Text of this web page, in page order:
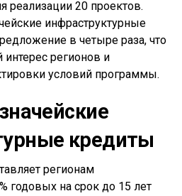
реализации 20 проектов.
инфраструктурные
в четыре раза, что
регионов и
условий программы.
кредиты
регионам
годовых на срок до 15 лет